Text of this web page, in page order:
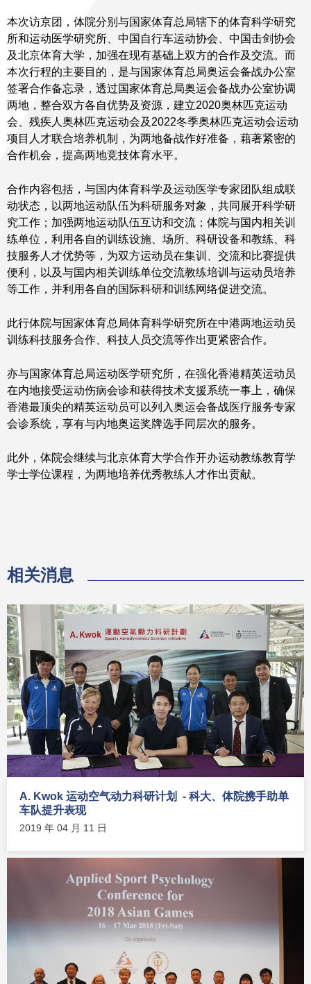
本次访京团，体院分别与国家体育总局辖下的体育科学研究
所和运动医学研究所、中国自行车运动协会、中国击剑协会
及北京体育大学，加强在现有基础上双方的合作及交流。而
本次行程的主要目的，是与国家体育总局奥运会备战办公室
签署合作备忘录，透过国家体育总局奥运会备战办公室协调
两地，整合双方各自优势及资源，建立2020奥林匹克运动
会、残疾人奥林匹克运动会及2022冬季奥林匹克运动会运动
项目人才联合培养机制，为两地备战作好准备，藉著紧密的
合作机会，提高两地竞技体育水平。
合作内容包括，与国内体育科学及运动医学专家团队组成联
动状态，以两地运动队伍为科研服务对象，共同展开科学研
究工作；加强两地运动队伍互访和交流；体院与国内相关训
练单位，利用各自的训练设施、场所、科研设备和教练、科
技服务人才优势等，为双方运动员在集训、交流和比赛提供
便利，以及与国内相关训练单位交流教练培训与运动员培养
等工作，并利用各自的国际科研和训练网络促进交流。
此行体院与国家体育总局体育科学研究所在中港两地运动员
训练科技服务合作、科技人员交流等作出更紧密合作。
亦与国家体育总局运动医学研究所，在强化香港精英运动员
在内地接受运动伤病会诊和获得技术支援系统一事上，确保
香港最顶尖的精英运动员可以列入奥运会备战医疗服务专家
会诊系统，享有与内地奥运奖牌选手同层次的服务。
此外，体院会继续与北京体育大学合作开办运动教练教育学
学士学位课程，为两地培养优秀教练人才作出贡献。
相关消息
A. Kwok 运动空气动力科研计划 - 科大、体院携手助单
车队提升表现
2019 年 04 月 11 日